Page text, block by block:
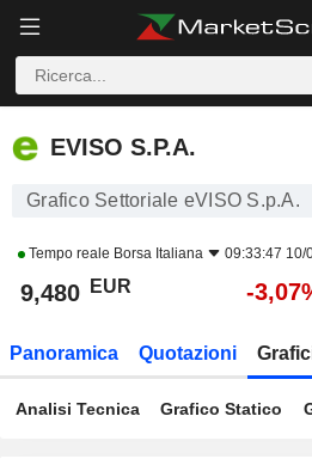
EVISO S.P.A.
EVISO S.P.A.
Grafico Settoriale eVISO S.p.A.
Tempo reale Borsa Italiana 09:33:47 10/
9,480 EUR -
Panoramica Quotazioni
Analisi Tecnica Grafico Statico